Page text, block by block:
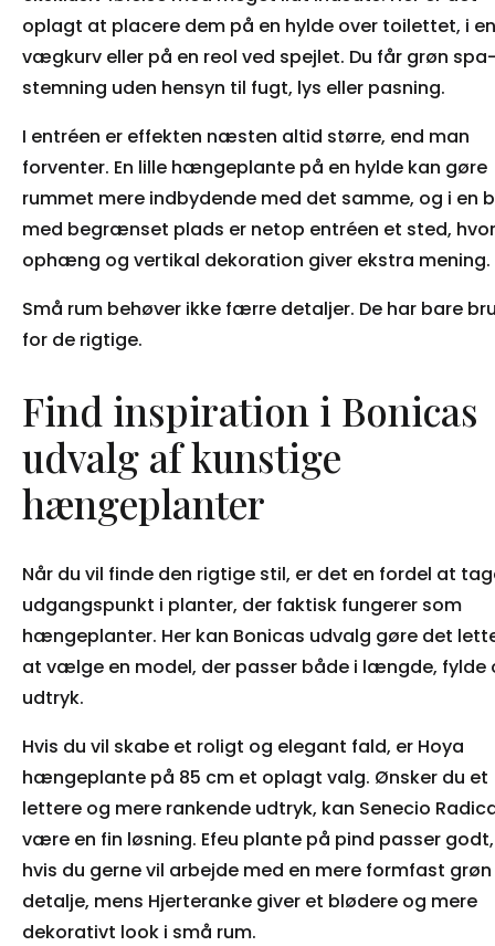
oplagt at placere dem på en hylde over toilettet, i en
vægkurv eller på en reol ved spejlet. Du får grøn
stemning uden hensyn til fugt, lys eller pasning.
I entréen er effekten næsten altid større, end man
forventer. En lille hængeplante på en hylde kan gøre
rummet mere indbydende med det samme, og i en
med begrænset plads er netop entréen et sted, hvor
ophæng og vertikal dekoration giver ekstra mening.
Små rum behøver ikke færre detaljer. De har bare
for de rigtige.
Find inspiration i Bonicas
udvalg af kunstige
hængeplanter
Når du vil finde den rigtige stil, er det en fordel at
udgangspunkt i planter, der faktisk fungerer som
hængeplanter. Her kan Bonicas udvalg gøre det
at vælge en model, der passer både i længde, fylde
udtryk.
Hvis du vil skabe et roligt og elegant fald, er Hoya
hængeplante på 85 cm et oplagt valg. Ønsker du et
lettere og mere rankende udtryk, kan Senecio
være en fin løsning. Efeu plante på pind passer godt,
hvis du gerne vil arbejde med en mere formfast grøn
detalje, mens Hjerteranke giver et blødere og mere
dekorativt look i små rum.